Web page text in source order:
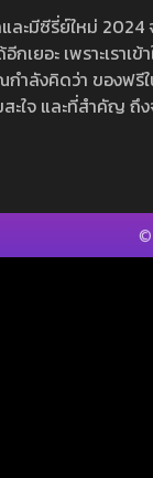
ละมีซีรี่ย์ใหม่
อีกเยอะ เพราะเร
ำลังคิดว่า ของฟ
ะใจ และที่สำคัญ
©